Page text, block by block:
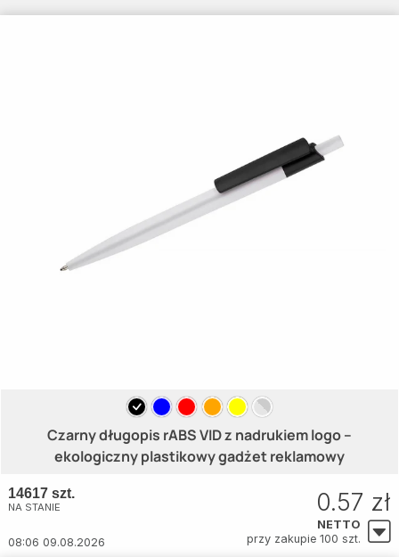
Czarny długopis rABS VID z nadrukiem logo –
ekologiczny plastikowy gadżet reklamowy
14617 szt.
NA STANIE
08:06 09.08.2026
0.57 zł
NETTO
przy zakupie 100 szt.